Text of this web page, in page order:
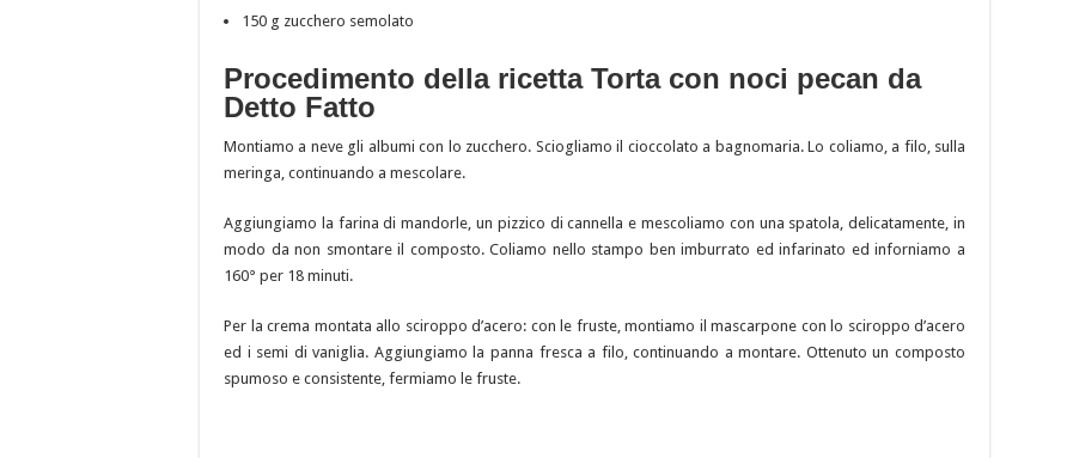
150 g zucchero semolato
Procedimento della ricetta Torta con noci pecan da
Detto Fatto
Montiamo a neve gli albumi con lo zucchero. Sciogliamo il cioccolato a bagnomaria. Lo coliamo, a filo, sulla
meringa, continuando a mescolare.
Aggiungiamo la farina di mandorle, un pizzico di cannella e mescoliamo con una spatola, delicatamente, in
modo da non smontare il composto. Coliamo nello stampo ben imburrato ed infarinato ed inforniamo a
160° per 18 minuti.
Per la crema montata allo sciroppo d’acero: con le fruste, montiamo il mascarpone con lo sciroppo d’acero
ed i semi di vaniglia. Aggiungiamo la panna fresca a filo, continuando a montare. Ottenuto un composto
spumoso e consistente, fermiamo le fruste.